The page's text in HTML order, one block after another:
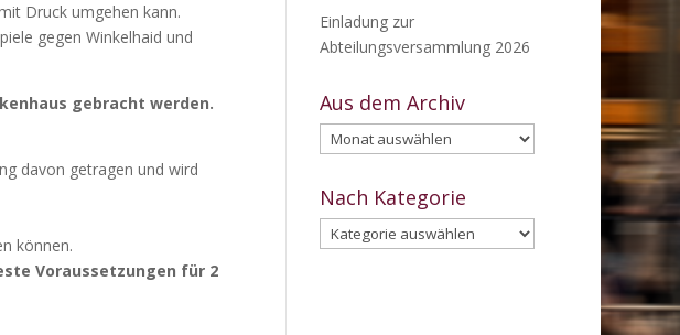
Druck umgehen kann.
gegen Winkelhaid und
gebracht werden.
davon getragen und wird
können.
Voraussetzungen für 2
Einladung zur
Abteilungsversammlung 2026
Aus dem Archiv
Aus
dem
Archiv
Nach Kategorie
Nach
Kategorie